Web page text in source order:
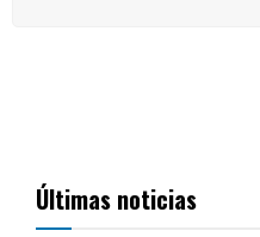
Últimas noticias